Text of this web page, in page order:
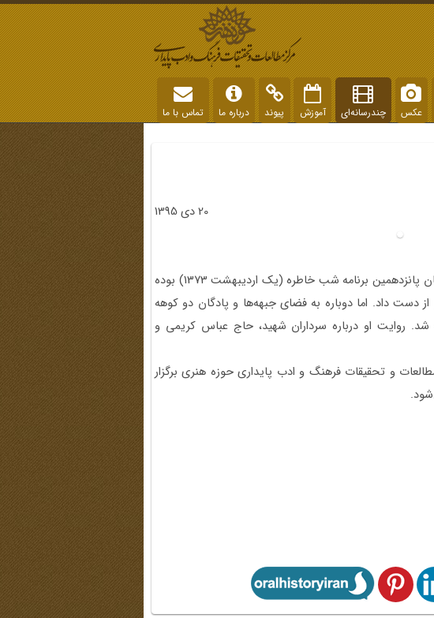
عکس چندرسانه‌ای آموزش پیوند درباره ما تماس با ما
20 دی 1395
علیرضا قلی‌پور، جانباز دوران دفاع مقدس، مهمان پانزدهمین برنامه شب خاطره (یک اردیبهشت 1373) بوده
دست داد. اما دوباره به فضای جبهه‌ها و پادگان دو کوهه
روایت او درباره سرداران شهید، حاج عباس کریمی و
مطالعات و تحقیقات فرهنگ و ادب پایداری حوزه هنری برگزار